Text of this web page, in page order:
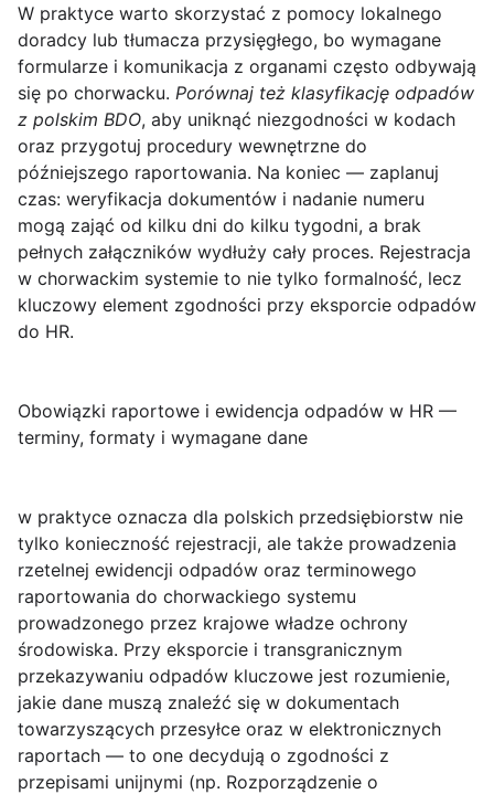
W praktyce warto skorzystać z pomocy lokalnego
doradcy lub tłumacza przysięgłego, bo wymagane
formularze i komunikacja z organami często odbywają
się po chorwacku. Porównaj też klasyfikację odpadów
z polskim BDO, aby uniknąć niezgodności w kodach
oraz przygotuj procedury wewnętrzne do
późniejszego raportowania. Na koniec — zaplanuj
czas: weryfikacja dokumentów i nadanie numeru
mogą zająć od kilku dni do kilku tygodni, a brak
pełnych załączników wydłuży cały proces. Rejestracja
w chorwackim systemie to nie tylko formalność, lecz
kluczowy element zgodności przy eksporcie odpadów
do HR.
Obowiązki raportowe i ewidencja odpadów w HR —
terminy, formaty i wymagane dane
w praktyce oznacza dla polskich przedsiębiorstw nie
tylko konieczność rejestracji, ale także prowadzenia
rzetelnej ewidencji odpadów oraz terminowego
raportowania do chorwackiego systemu
prowadzonego przez krajowe władze ochrony
środowiska. Przy eksporcie i transgranicznym
przekazywaniu odpadów kluczowe jest rozumienie,
jakie dane muszą znaleźć się w dokumentach
towarzyszących przesyłce oraz w elektronicznych
raportach — to one decydują o zgodności z
przepisami unijnymi (np. Rozporządzenie o